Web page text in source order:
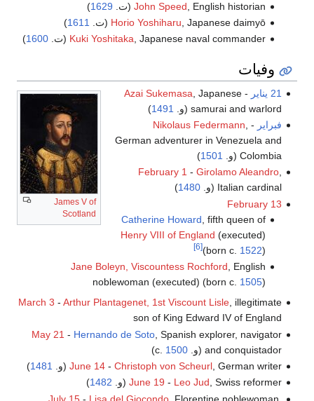
John Speed , English historian (ت. 1629
)
Horio Yoshiharu , Japanese daimyō (ت. 1611
)
Kuki Yoshitaka, Japanese naval commander (ت. 1600
)
وفيات
James V of
Scotland
21 يناير -
Azai Sukemasa , Japanese
samurai and warlord (و.
1491
)
فبراير -
Nikolaus Federmann
German adventurer in Venezuela and
Colombia (و.
1501
)
February 1 - Girolamo Aleandro,
Italian cardinal (و.
1480
)
February 13
Catherine Howard , fifth queen of
Henry VIII of England (executed)
(born c. 1522)
[6]
Jane Boleyn, Viscountess Rochford , English
noblewoman (executed) (born c. 1505)
March 3 - Arthur Plantagenet, 1st Viscount Lisle, illegitimate
son of King Edward IV of England
May 21 - Hernando de Soto, Spanish explorer, navigator
and conquistador (و. c.
1500
)
June 14- Christoph von Scheurl, German writer (و. 1481
)
June 19 - Leo Jud, Swiss reformer (و. 1482
)
July 15- Lisa del Giocondo, Florentine noblewoman,